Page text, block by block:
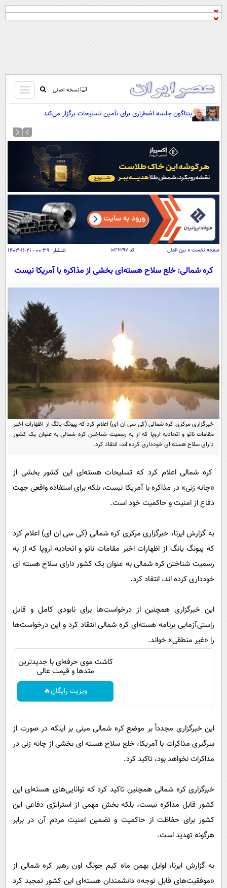
نسخه اصلی
باز
و
کردن
منو
صفحه اول
آرشیو
نظرسنجی
آب و هوا
اوقات شرعی
سواد زندگی
اقتصاد
اقتصادی
جامعه
یک برش دانایی
محیط زیست
سفر و تفریح
سیاست خارجی
فرهنگ و هنر
علم و دانش
فناوری و It
علمی
اخبار کریپتو
قرآن
گوناگون
سرگرمی
باشگاه مغز
مجله تصویری سلاح
فیلم
اقتصاد
ورزش
سیاست
فناوری
محیط زیست
سلامت
اجتماعی
حیات وحش
سیاست خارجی
عصر ایران 2
خواندنی ها و دیدنی ها
داستان کوتاه
روانشناسی
آموزش زبان
پنتاگون جلسه اضطراری برای تأمین تسلیحات برگزار می‌کند
صفحه نخست » بین الملل کد۱۰۳۶۲۹۷ انتشار: ۰۰:۳۹ - ۲۱-۱۱-۱۴۰۳
کره شمالی: خلع سلاح هسته‌ای بخشی از مذاکره با آمریکا نیست
خبرگزاری مرکزی کره شمالی (کی سی ان ای) اعلام کرد که پیونگ یانگ از اظهارات اخیر
مقامات ناتو و اتحادیه اروپا که از به رسمیت شناختن کره شمالی به عنوان یک کشور
دارای سلاح هسته ای خودداری کرده اند، انتقاد کرد.
کره شمالی اعلام کرد که تسلیحات هسته‌ای این کشور بخشی از
«چانه‌ زنی» در مذاکره با آمریکا نیست، بلکه برای استفاده واقعی جهت
دفاع از امنیت و حاکمیت خود است.
به گزارش ایرنا، خبرگزاری مرکزی کره شمالی (کی سی ان ای) اعلام کرد
که پیونگ یانگ از اظهارات اخیر مقامات ناتو و اتحادیه اروپا که از به
رسمیت شناختن کره شمالی به عنوان یک کشور دارای سلاح هسته ای
خودداری کرده اند، انتقاد کرد.
این خبرگزاری همچنین از درخواست‌ها برای نابودی کامل و قابل
راستی‌آزمایی برنامه هسته‌ای کره شمالی انتقاد کرد و این درخواست‌ها
را «غیر منطقی» خواند.
کاشت موی حرفه‌ای با جدیدترین
متدها و قیمت عالی
ویزیت رایگان🔥
این خبرگزاری مجدداً بر موضع کره شمالی مبنی بر اینکه در صورت از
سرگیری مذاکرات با آمریکا، خلع سلاح هسته ای بخشی از چانه زنی در
مذاکرات نخواهد بود، تاکید کرد.
خبرگزاری کره شمالی همچنین تاکید کرد که توانایی‌های هسته‌ای این
کشور قابل مذاکره نیست، بلکه بخش مهمی از استراتژی دفاعی این
کشور برای حفاظت از حاکمیت و تضمین امنیت مردم آن در برابر
هرگونه تهدید است.
به گزارش ایرنا، اوایل بهمن ماه کیم جونگ اون رهبر کره شمالی از
«موفقیت‌های قابل توجه» دانشمندان هسته‌ای این کشور تمجید کرد